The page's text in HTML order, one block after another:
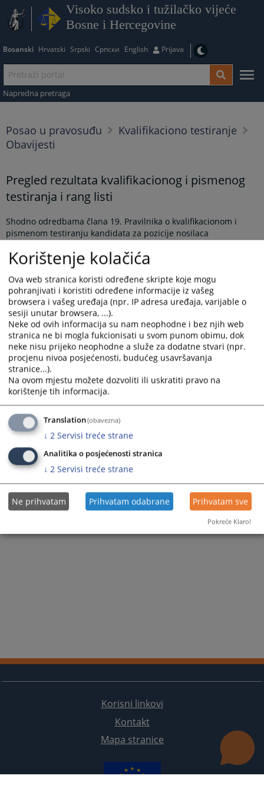
Visoko sudsko i tužilačko vijeće
Bosne i Hercegovine
Bosanski Hrvatski Srpski Српски English Prijava
Napredna pretraga
Posao u pravosuđu
Kvalifikaciono testiranje
Obavijesti
Pregled rezultata kvalifikacionog i pismenog
testiranja i rang listi
Shodno odredbama člana 19. Pravilnika o kvalifikacionom i
pismenom testiranju kandidata za pozicije nosilaca
BiH“ broj 78/14), obavještavamo kandidate koji su završili
testiranje za sudijske i tužilačke pozicije, da rezultate testa
mogu provjeriti putem linka ispod:
Pregled rezultatat testa
Pristup stranici se vrši putem
uručen prije testiranja.
Ukoliko posjedujete K1 broj i želite pristupiti pregledu rang listi
kliknite na link ispod:
Pregled rang listi
Prikazana vijest je na:
110049
Korisni linkovi
Kontakt
Mapa stranice
Korištenje kolačića
Ova web stranica koristi određene skripte koje mogu
pohranjivati i koristiti određene informacije iz vašeg
browsera i vašeg uređaja (npr. IP adresa uređaja, varijable o
sesiji unutar browsera, ...).
Neke od ovih informacija su nam neophodne i bez njih web
stranica ne bi mogla fukcionisati u svom punom obimu, dok
neke nisu prijeko neophodne a služe za dodatne stvari (npr.
procjenu nivoa posjećenosti, budućeg usavršavanja
stranice...).
Na ovom mjestu možete dozvoliti ili uskratiti pravo na
korištenje tih informacija.
Translation(obavezna)
↓ 2 Servisi treće strane
Analitika o posjećenosti stranica
↓ 2 Servisi treće strane
Ne prihvatam Prihvatam odabrane Prihvatam sve
Pokreće Klaro!